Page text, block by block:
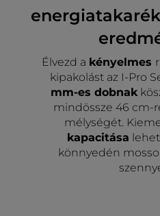
Élvezd a kényelmes
kipakolást az I-Pro
mm-es dobnak
mindössze 46 cm-
mélységét.
kapacitása
könnyedén